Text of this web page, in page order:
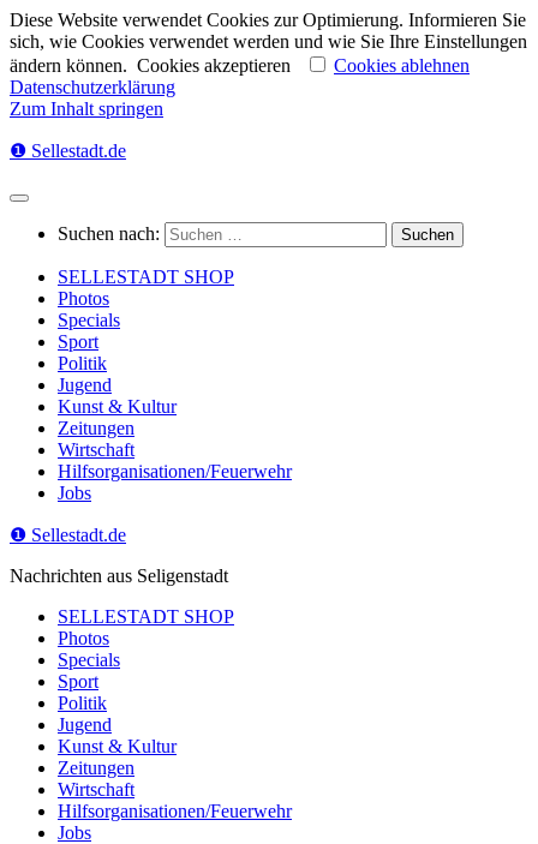
Diese Website verwendet Cookies zur Optimierung. Informieren Sie
sich, wie Cookies verwendet werden und wie Sie Ihre Einstellungen
ändern können. Cookies akzeptieren
Cookies ablehnen
Datenschutzerklärung
Zum Inhalt springen
❶ Sellestadt.de
Suchen nach:
SELLESTADT SHOP
Photos
Specials
Sport
Politik
Jugend
Kunst & Kultur
Zeitungen
Wirtschaft
Hilfsorganisationen/Feuerwehr
Jobs
❶ Sellestadt.de
Nachrichten aus Seligenstadt
SELLESTADT SHOP
Photos
Specials
Sport
Politik
Jugend
Kunst & Kultur
Zeitungen
Wirtschaft
Hilfsorganisationen/Feuerwehr
Jobs